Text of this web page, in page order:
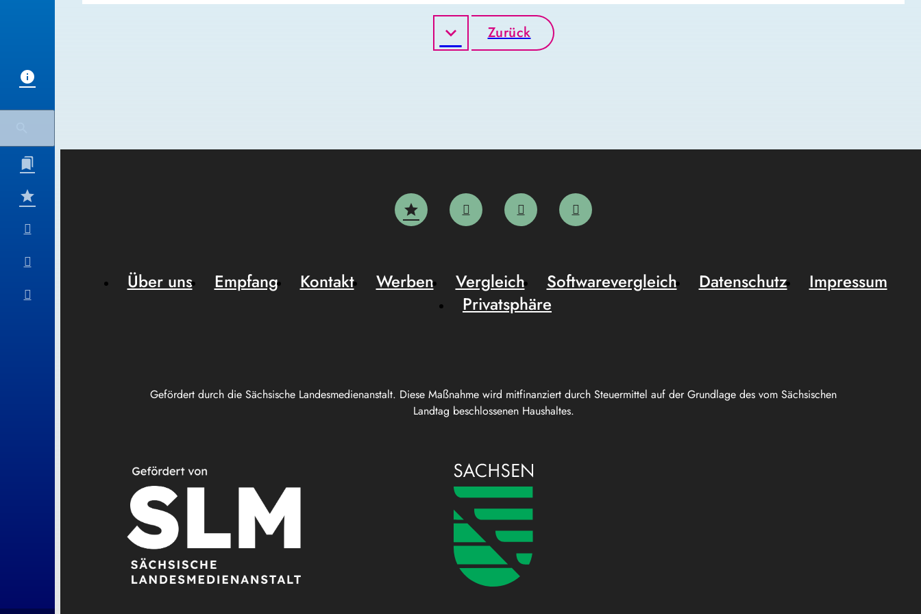
Zurück
Gefördert durch die Sächsische Landesmedienanstalt. Diese Maßnahme wird mitfinanziert durch Steuermittel auf der Grundlage des vom Sächsischen
Landtag beschlossenen Haushaltes.
Über uns Empfang Kontakt Werben Vergleich Softwarevergleich Datenschutz
Impressum
Privatsphäre